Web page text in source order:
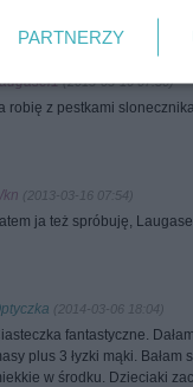
(2013-03-16 07:50)
robię z pestkami
(2013-03-16 07:54)
ja też spróbuję,
(2014-03-06 18:04)
fantastyczne.
plus 3 łyzki mąki.
w środku. Dzieciaki
PARTNERZY